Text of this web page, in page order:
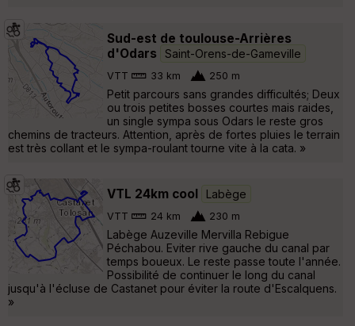
Sud-est de toulouse-Arrières
d'Odars
Saint-Orens-de-Gameville
VTT 33 km 250 m
Petit parcours sans grandes difficultés; Deux
ou trois petites bosses courtes mais raides,
un single sympa sous Odars le reste gros
chemins de tracteurs. Attention, après de fortes pluies le terrain
est très collant et le sympa-roulant tourne vite à la cata. »
VTL 24km cool Labège
VTT 24 km 230 m
Labège Auzeville Mervilla Rebigue
Péchabou. Eviter rive gauche du canal par
temps boueux. Le reste passe toute l'année.
Possibilité de continuer le long du canal
jusqu'à l'écluse de Castanet pour éviter la route d'Escalquens.
»